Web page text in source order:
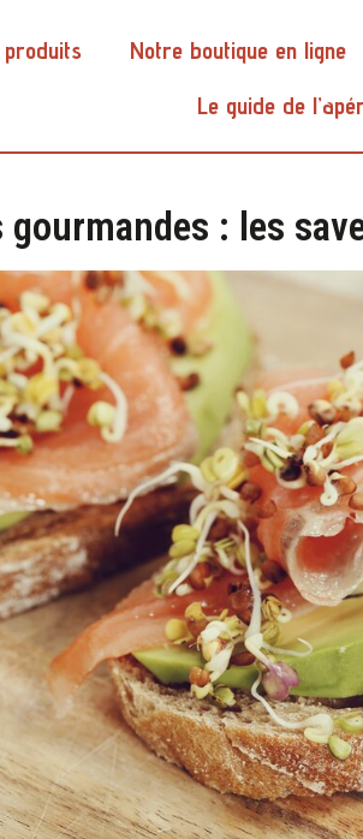
produits Notre boutique en ligne
Le guide de
gourmandes : les